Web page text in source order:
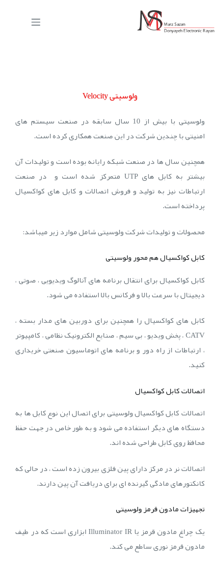
ولوسیتی Velocity
ولوسیتی با بیش از 10 سال سابقه در صنعت سیستم های
امنیتیبا چندین شرکت در این صنعت همکاری کرده است.
همچنین سال ها در صنعت شبکه رایانه بوده است و تولیدات آن
بیشتر به کابل های UTP متمرکز شده است و در صنعت
ارتباطات نیز به تولید و فروش اتصالات و کابل های کواکسیال
پرداخته است.
محصولات و تولیدات شرکت ولوسیتی شامل موارد زیر میباشد:
کابل کواکسیالهم محور ولوسیتی
کابل کواکسیال برای انتقال برنامه های آنالوگ ویدیویی ، صوتی ،
دیجیتال با سرعت بالا و فرکانس بالا استفاده می شود.
کابل های کواکسیال را همچنین برای دوربین های مدار بسته ،
CATV ، پخش ویدیو ، بی سیم ، صنایع الکترونیک نظامی ، کامپیوتر
، ارتباطات از راه دور و برنامه های اتوماسیون صنعتی خریداری
کنید.
اتصالات کابل کواکسیال
اتصالات کابل کواکسیال ولوسیتی برای اتصال این نوع کابل ها به
دستگاه های دیگر استفاده می شود و به طور خاص در جهت حفظ
محافظ روی کابل طراحی شده اند.
اتصالات نر در مرکز دارای پین فلزی بیرون زده است ، در حالی که
کانکتورهای مادگی گیرنده ای برای دریافت آن پین دارند.
تجهیزات مادون قرمز ولوسیتی
یک چراغ مادون قرمز یا Illuminator IR ابزاری است که در طیف
مادون قرمز نوری ساطع می کند.